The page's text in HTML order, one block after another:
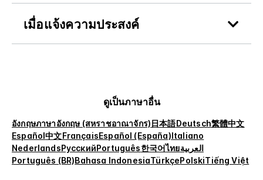
เมื่อแจ้งความประสงค์
ดูเป็นภาษาอื่น
อังกฤษภาษาอังกฤษ (สหราชอาณาจักร)日本語Deutsch繁體中文
Español中文FrançaisEspañol (España)Italiano
NederlandsРусскийPortuguês한국어ไทยالعربية
Português (BR)Bahasa IndonesiaTürkçePolskiTiếng Việt